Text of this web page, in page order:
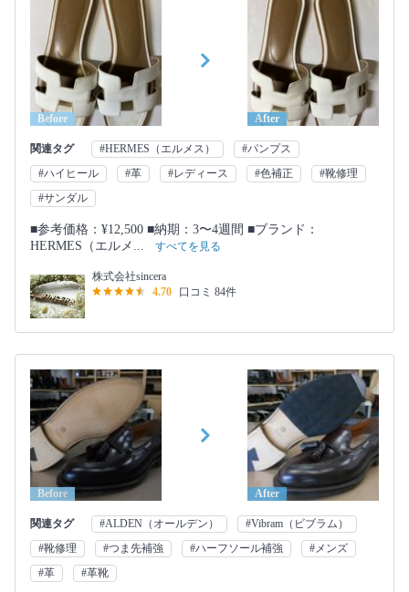
Before After
関連タグ #HERMES（エルメス）
#パンプス
#ハイヒール
#革 #レディース #色補正
#靴修理
#サンダル
■参考価格：¥12,500 ■納期：3〜4週間 ■ブランド：
HERMES（エルメ...
すべてを見る
株式会社sincera
4.70
口コミ 84件
Before After
関連タグ #ALDEN（オールデン）
#Vibram（ビブラム）
#靴修理
#つま先補強 #ハーフソール補強
#メンズ
#革
#革靴